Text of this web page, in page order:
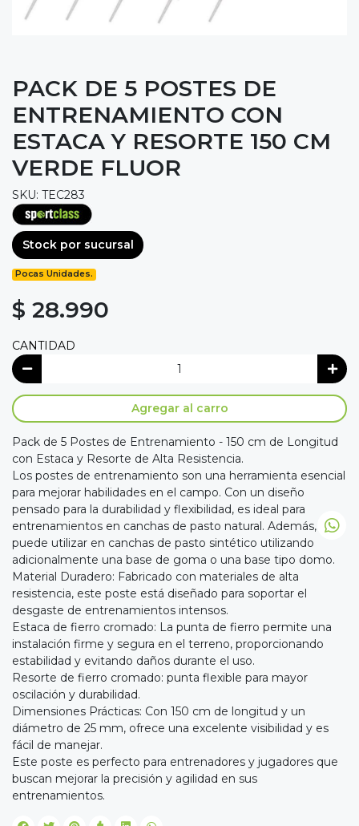
PACK DE 5 POSTES DE
ENTRENAMIENTO CON
ESTACA Y RESORTE 150 CM
VERDE FLUOR
SKU: TEC283
Stock por sucursal
Pocas Unidades.
$ 28.990
CANTIDAD
Agregar al carro
Pack de 5 Postes de Entrenamiento - 150 cm de Longitud
con Estaca y Resorte de Alta Resistencia.
Los postes de entrenamiento son una herramienta esencial
para mejorar habilidades en el campo. Con un diseño
pensado para la durabilidad y flexibilidad, es ideal para
entrenamientos en canchas de pasto natural. Además, se
puede utilizar en canchas de pasto sintético utilizando
adicionalmente una base de goma o una base tipo domo.
Material Duradero: Fabricado con materiales de alta
resistencia, este poste está diseñado para soportar el
desgaste de entrenamientos intensos.
Estaca de fierro cromado: La punta de fierro permite una
instalación firme y segura en el terreno, proporcionando
estabilidad y evitando daños durante el uso.
Resorte de fierro cromado: punta flexible para mayor
oscilación y durabilidad.
Dimensiones Prácticas: Con 150 cm de longitud y un
diámetro de 25 mm, ofrece una excelente visibilidad y es
fácil de manejar.
Este poste es perfecto para entrenadores y jugadores que
buscan mejorar la precisión y agilidad en sus
entrenamientos.